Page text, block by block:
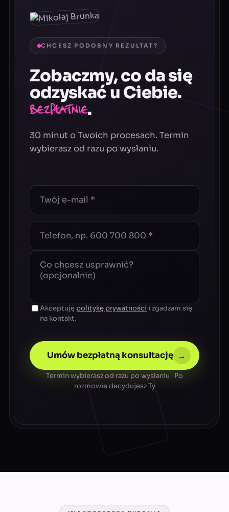
CHCESZ PODOBNY REZULTAT?
Zobaczmy, co da się
odzyskać u Ciebie.
Bezpłatnie.
30 minut o Twoich procesach. Termin
wybierasz od razu po wysłaniu.
Akceptuję politykę prywatności i zgadzam się
na kontakt.
Umów bezpłatną konsultację →
Termin wybierasz od razu po wysłaniu · Po
rozmowie decydujesz Ty